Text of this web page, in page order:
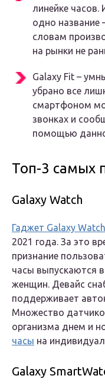
линейке часов.
одно название
словам
на рынки не
Galaxy Fit –
убрано все
смартфоном
звонках и
помощью
Топ-3 самых
Galaxy Watch
Гаджет Galaxy Watch
2021 года. За это
признание
часы выпускаются
женщин. Девайс
поддерживает
Множество
организма днем и
часы на
Galaxy